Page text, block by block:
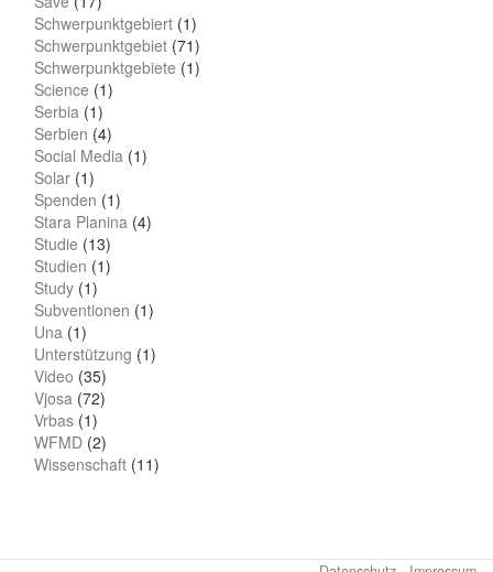
Schwerpunktgebiert (1)
Schwerpunktgebiet (71)
Schwerpunktgebiete (1)
Science (1)
Serbia (1)
Serbien (4)
Social Media (1)
Solar (1)
Spenden (1)
Stara Planina (4)
Studie (13)
Studien (1)
Study (1)
Subventionen (1)
Una (1)
Unterstützung (1)
Video (35)
Vjosa (72)
Vrbas (1)
WFMD (2)
Wissenschaft (11)